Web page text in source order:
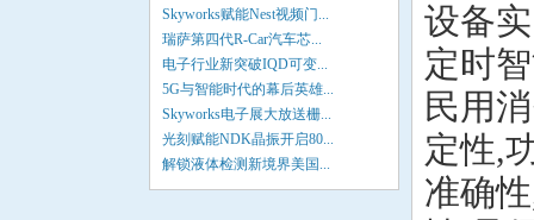
Skyworks赋能Nest视频门...
瑞萨第四代R-Car汽车芯...
电子行业新突破IQD可变...
5G与智能时代的幕后英雄...
Skyworks电子展大放送栅...
光刻赋能NDK晶振开启80...
解锁液体检测新境界美国...
设备
定时
民用
定性,
准确